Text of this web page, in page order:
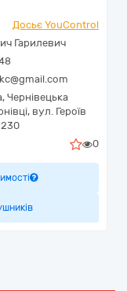
Досьє YouControl
Гарилевич
, Чернівецька
вул. Героїв
230
0